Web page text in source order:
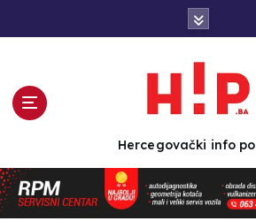
n
t
e
Hercegovački info